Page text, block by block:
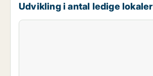
Udvikling i antal ledige lokaler